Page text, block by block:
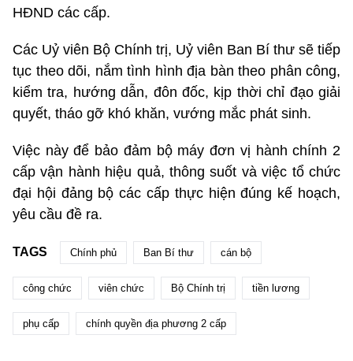
HĐND các cấp.
Các Uỷ viên Bộ Chính trị, Uỷ viên Ban Bí thư sẽ tiếp
tục theo dõi, nắm tình hình địa bàn theo phân công,
kiểm tra, hướng dẫn, đôn đốc, kịp thời chỉ đạo giải
quyết, tháo gỡ khó khăn, vướng mắc phát sinh.
Việc này để bảo đảm bộ máy đơn vị hành chính 2
cấp vận hành hiệu quả, thông suốt và việc tổ chức
đại hội đảng bộ các cấp thực hiện đúng kế hoạch,
yêu cầu đề ra.
TAGS Chính phủ Ban Bí thư cán bộ
công chức viên chức Bộ Chính trị tiền lương
phụ cấp chính quyền địa phương 2 cấp